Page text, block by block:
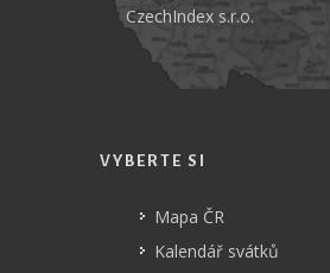
CzechIndex s.r.o.
VYBERTE SI
Mapa ČR
Kalendář svátků